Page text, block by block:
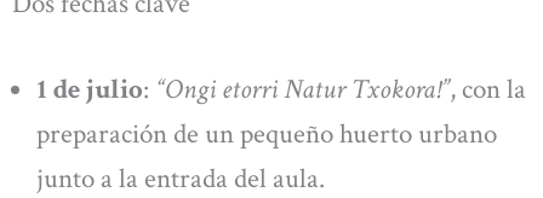
1 de julio: “Ongi etorri Natur Txokora!”, con la
preparación de un pequeño huerto urbano
junto a la entrada del aula.